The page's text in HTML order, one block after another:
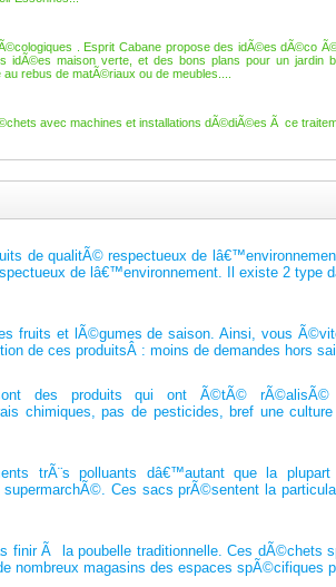
. Esprit Cabane propose des idÃ©es dÃ©co
idÃ©es maison verte, et des bons plans pour un jardin
rebus de matÃ©riaux ou de meubles....
avec machines et installations dÃ©diÃ©es Ã ce
de qualitÃ© respectueux de
de lâ€™environnement. Il existe 2
fruits et lÃ©gumes de saison. Ainsi, vous
de ces produitsÂ : moins de demandes hors
des produits qui ont Ã©tÃ©
chimiques, pas de pesticides, bref une
trÃ¨s polluants dâ€™autant que la
Ces sacs prÃ©sentent la
finir Ã la poubelle traditionnelle. Ces dÃ©chets
nombreux magasins des espaces spÃ©cifiques